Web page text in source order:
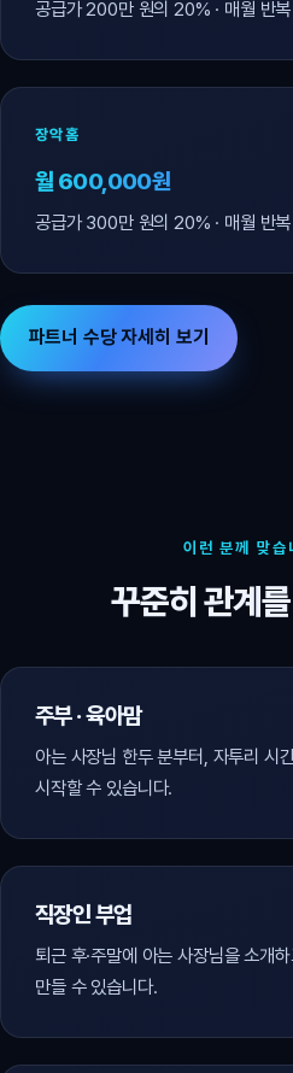
공급가 200만 원의 20% · 매월 반복
장악홈
월 600,000원
공급가 300만 원의 20% · 매월 반복
파트너 수당 자세히 보기
이런 분께 맞습
꾸준히 관계
주부 · 육아맘
아는 사장님 한두 분부터, 자투리 시
시작할 수 있습니다.
직장인 부업
퇴근 후·주말에 아는 사장님을 소개
만들 수 있습니다.